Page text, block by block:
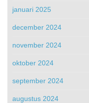
januari 2025
december 2024
november 2024
oktober 2024
september 2024
augustus 2024